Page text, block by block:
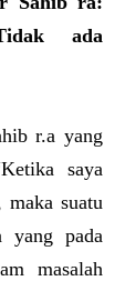
ada
r.a yang
saya
suatu
pada
masalah